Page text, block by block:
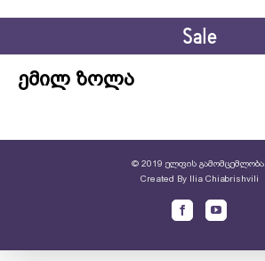
Sale
ემილ ზოლა
© 2019 ელფის გამომცემლობა.
Created By Ilia Chiabrishvili
FacebookYoutube